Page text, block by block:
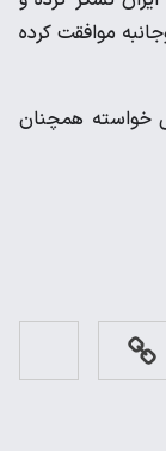
موافقت کرده
خواسته همچنان